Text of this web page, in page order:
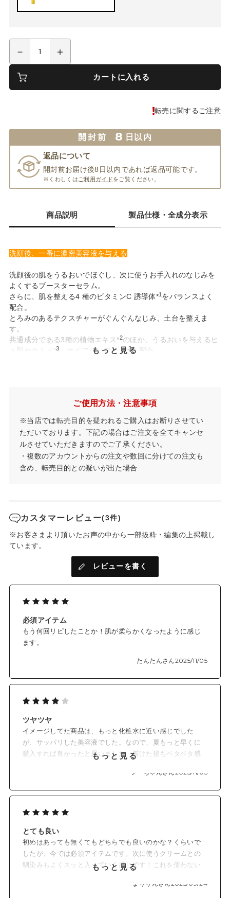
カートに入れる
転売に関するご注意
開封前 8 日以内
返品について
開封前お届け後8日以内であれば返品可能です。
※くわしくは ご利用ガイドをご覧ください。
商品説明 製品仕様・全成分表示
洗顔後、一番に濃密美容液を与える
洗顔後の肌をうるおいでほぐし、次に使うお手入れのなじみを
よくするブースターセラム。
さらに、肌を整える4 種のビタミンC 誘導体*1 をバランスよく
配合。
とろみのあるテクスチャーがぐんぐんなじみ、土台を整えま
す。
共通成分である3種の植物エキス*2のほか、うるおいを与えるヒ
ト型セラミド*3 、ナイアシンアミド*3も配合。
2 整肌成分/ ソメイヨシノ葉エキス、シソ葉エキス、ドクダミエキス
もっと見る
ご使用方法・注意事項
※当店では転売目的を疑われるご購入はお断りさせてい
ただいております。下記の場合はご注文を全てキャンセ
ルさせていただきますのでご了承ください。
・複数のアカウントからの注文や数回に分けての注文も
含め、転売目的との疑いが出た場合
カスタマーレビュー(3件)
※お客さまより頂いたお声の中から一部抜粋・編集の上掲載し
ています。
レビューを書く
必須アイテム
もう何回リピしたことか！肌が柔らかくなったように感じ
ます。
たんたんさん2025/11/05
ツヤツヤ
イメージしてた商品は、もっと化粧水に近い感じでした
が、サッパリした美容液でした。なので、夏もっと早くに
購入すれば良かったと思いました。着けた後もベタベタ感
使い始めたばかりですが、これからの経過が楽しみです。
もっと見る
フーちゃんさん 2025/11/05
とても良い
初めはあっても無くてもどちらでも良いのかな？くらいで
したが、今では必須アイテムです。次に使うクリームとの
馴染みもよくスッと入っていく感じです！これを使わない
もっと見る
まりりんさん2025/09/24